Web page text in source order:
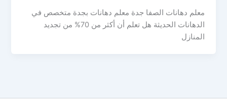
معلم دهانات الصفا جدة معلم دهانات بجدة متخصص في
الدهانات الحديثة هل تعلم أن أكثر من 70% من تجديد
المنازل